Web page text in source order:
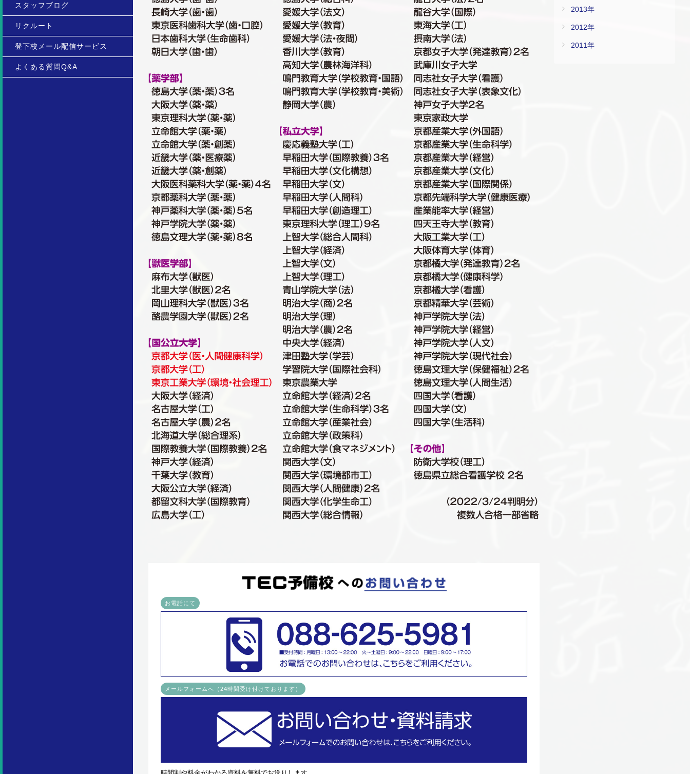
スタッフブログ
リクルート
登下校メール配信サービス
よくある質問Q&A
2013年
2012年
2011年
お電話にて
メールフォームへ（24時間受け付けております）